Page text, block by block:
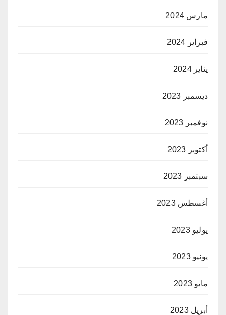
مارس 2024
فبراير 2024
يناير 2024
ديسمبر 2023
نوفمبر 2023
أكتوبر 2023
سبتمبر 2023
أغسطس 2023
يوليو 2023
يونيو 2023
مايو 2023
أبريل 2023